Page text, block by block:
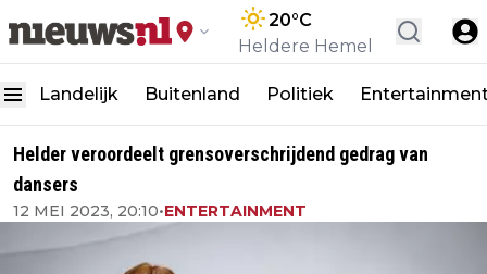
20°C
Heldere Hemel
Landelijk Buitenland Politiek
Helder veroordeelt grensoverschrijdend gedrag van
dansers
12 MEI 2023, 20:10•ENTERTAINMENT